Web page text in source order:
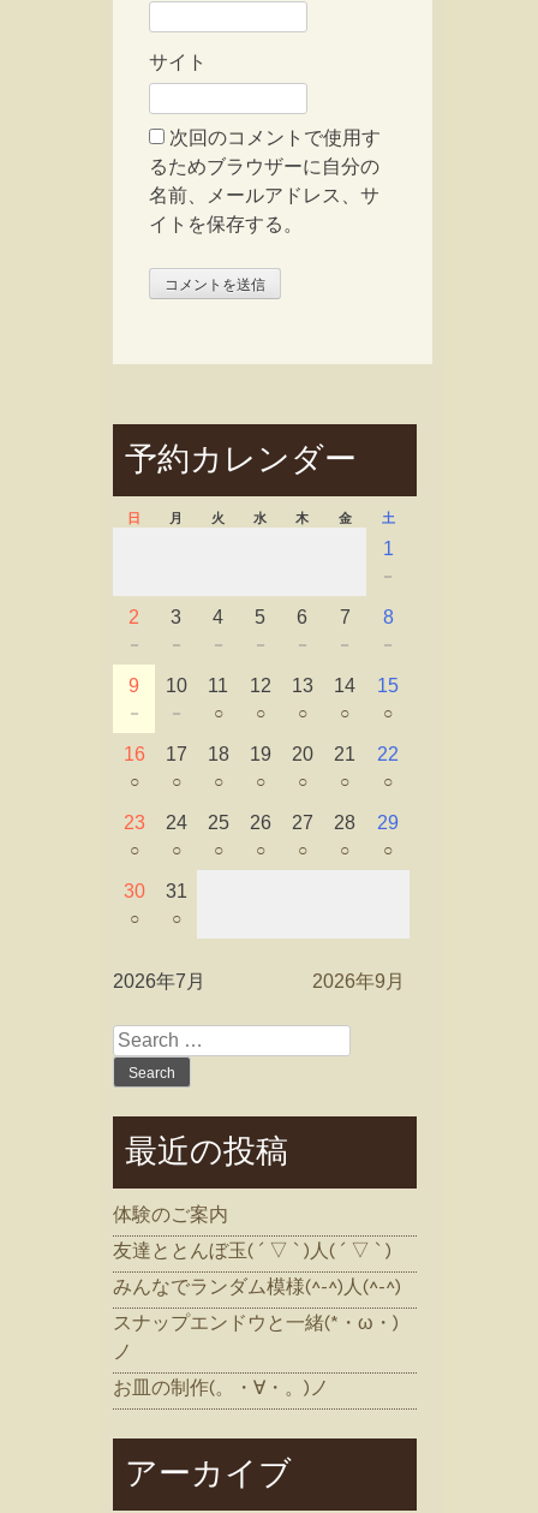
サイト
次回のコメントで使用す
るためブラウザーに自分の
名前、メールアドレス、サ
イトを保存する。
予約カレンダー
日 月 火 水 木 金 土
1
－
2
－
3
－
4
－
5
－
6
－
7
－
8
－
9
－
10
－
11
○
12
○
13
○
14
○
15
○
16
○
17
○
18
○
19
○
20
○
21
○
22
○
23
○
24
○
25
○
26
○
27
○
28
○
29
○
30
○
31
○
2026年7月 2026年9月
Search
for:
最近の投稿
体験のご案内
友達ととんぼ玉( ´ ▽ ` )人( ´ ▽ ` )
みんなでランダム模様(^-^)人(^-^)
スナップエンドウと一緒(*・ω・)
ノ
お皿の制作(。・∀・。)ノ
アーカイブ